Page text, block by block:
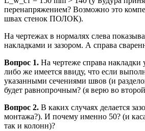
перенапряжением? Возможно это
швах стенок ПОЛОК).
На чертежах в нормалях слева
накладками и зазором. А справа
Вопрос 1. На чертеже справа накладки
либо же имеется ввиду, что если
указанными сечениями швов (и
будет равнопрочным? (я верю во
Вопрос 2. В каких случаях делается
монтажа?). И почему именно 50? (и
так и колонн)?